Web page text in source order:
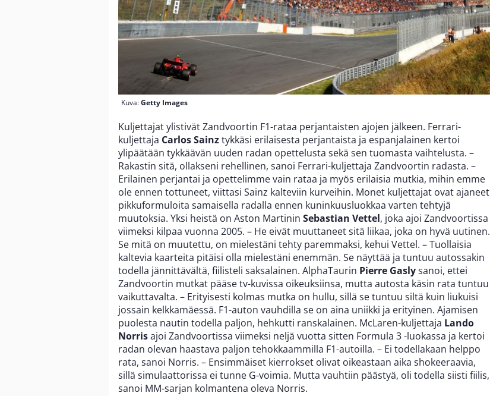
Kuva:Getty Images
Kuljettajat ylistivät Zandvoortin F1-rataa perjantaisten ajojen jälkeen. Ferrari-
kuljettaja Carlos Sainztykkäsi erilaisesta perjantaista ja espanjalainen kertoi
ylipäätään tykkäävän uuden radan opettelusta sekä sen tuomasta vaihtelusta. –
Rakastin sitä, ollakseni rehellinen, sanoi Ferrari-kuljettaja Zandvoortin radasta. –
Erilainen perjantai ja opettelimme vain rataa ja myös erilaisia mutkia, mihin emme
ole ennen tottuneet, viittasi Sainz kalteviin kurveihin. Monet kuljettajat ovat ajaneet
pikkuformuloita samaisella radalla ennen kuninkuusluokkaa varten tehtyjä
muutoksia. Yksi heistä on Aston Martinin Sebastian Vettel, joka ajoi Zandvoortissa
viimeksi kilpaa vuonna 2005. – He eivät muuttaneet sitä liikaa, joka on hyvä uutinen.
Se mitä on muutettu, on mielestäni tehty paremmaksi, kehui Vettel. – Tuollaisia
kaltevia kaarteita pitäisi olla mielestäni enemmän. Se näyttää ja tuntuu autossakin
todella jännittävältä, fiilisteli saksalainen. AlphaTaurin Pierre Gaslysanoi, ettei
Zandvoortin mutkat pääse tv-kuvissa oikeuksiinsa, mutta autosta käsin rata tuntuu
vaikuttavalta. – Erityisesti kolmas mutka on hullu, sillä se tuntuu siltä kuin liukuisi
jossain kelkkamäessä. F1-auton vauhdilla se on aina uniikki ja erityinen. Ajamisen
puolesta nautin todella paljon, hehkutti ranskalainen. McLaren-kuljettaja Lando
Norrisajoi Zandvoortissa viimeksi neljä vuotta sitten Formula 3 -luokassa ja kertoi
radan olevan haastava paljon tehokkaammilla F1-autoilla. – Ei todellakaan helppo
rata, sanoi Norris. – Ensimmäiset kierrokset olivat oikeastaan aika shokeeraavia,
sillä simulaattorissa ei tunne G-voimia. Mutta vauhtiin päästyä, oli todella siisti fiilis,
sanoi MM-sarjan kolmantena oleva Norris.